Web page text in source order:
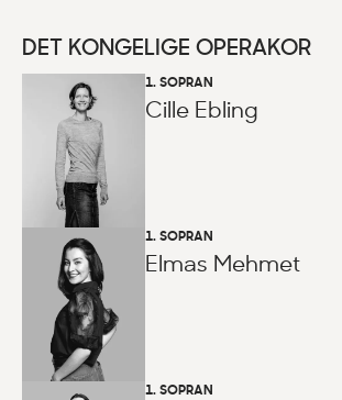
DET KONGELIGE OPERAKOR
1. SOPRAN
Cille Ebling
1. SOPRAN
Elmas Mehmet
1. SOPRAN